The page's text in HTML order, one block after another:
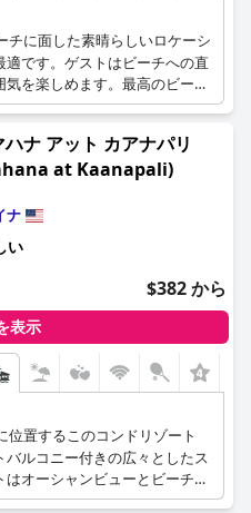
チに面した素晴らしいロケーシ
です。ゲストはビーチへの直
を楽しめます。最高のビーチ
、リラックスした休暇に理想
ナ アット カアナパリ
at Kaanapali)
ナ
い
$382 から
表示
位置するこのコンドリゾート
ルコニー付きの広々としたス
オーシャンビューとビーチへ